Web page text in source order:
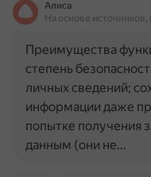
Алиса
На основе
Преимущества
степень
личных сведений;
информации даже
попытке получения
данным (они не…